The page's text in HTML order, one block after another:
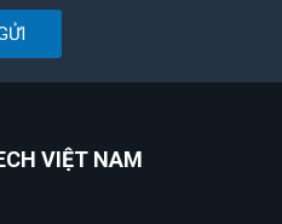
VIỆT NAM